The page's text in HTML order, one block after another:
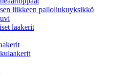
liikkeen palloliukuyksikkö
laakerit